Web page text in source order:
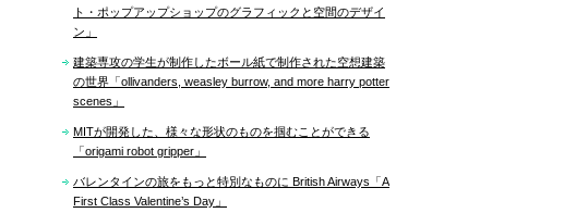
ト・ポップアップショップのグラフィックと空間のデザイ
ン」
建築専攻の学生が制作したボール紙で制作された空想建築
の世界「ollivanders, weasley burrow, and more harry potter
scenes」
MITが開発した、様々な形状のものを掴むことができる
「origami robot gripper」
バレンタインの旅をもっと特別なものに British Airways「A
First Class Valentine’s Day」